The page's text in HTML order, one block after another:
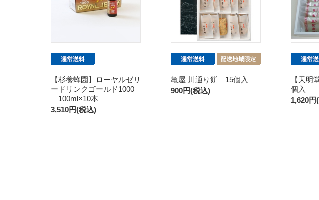
【杉養蜂園】ローヤルゼリ
ードリンクゴールド1000
100ml×10本
3,510円(税込)
亀屋 川通り餅 15個入
900円(税込)
【天明
個入
1,620円